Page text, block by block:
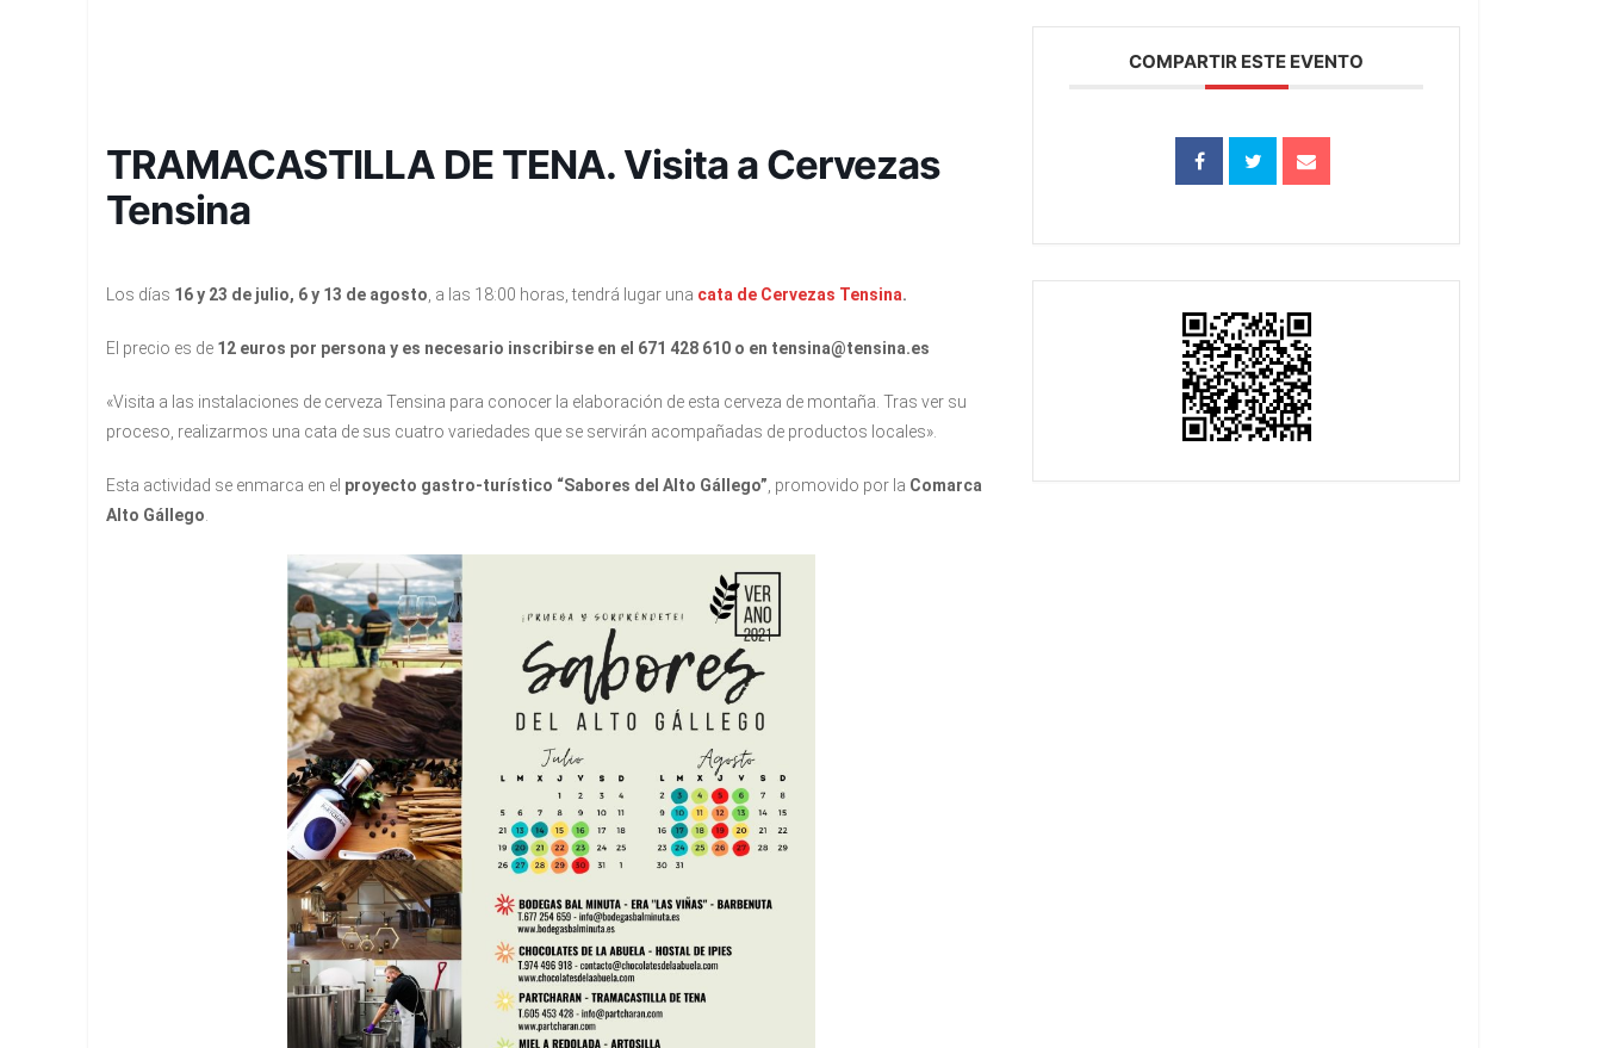
TRAMACASTILLA DE TENA. Visita a Cervezas
Tensina
Los días 16 y 23 de julio, 6 y 13 de agosto , a las 18:00 horas, tendrá lugar una cata de Cervezas Tensina.
El precio es de 12 euros por persona y es necesario inscribirse en el 671 428 610 o en tensina@tensina.es
«Visita a las instalaciones de cerveza Tensina para conocer la elaboración de esta cerveza de montaña. Tras ver su
proceso, realizarmos una cata de sus cuatro variedades que se servirán acompañadas de productos locales».
Esta actividad se enmarca en el proyecto gastro-turístico “Sabores del Alto Gállego” , promovido por la Comarca
Alto Gállego
COMPARTIR ESTE EVENTO